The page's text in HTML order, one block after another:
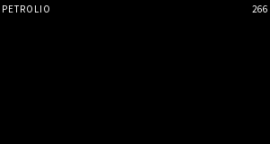
PETROLIO
266